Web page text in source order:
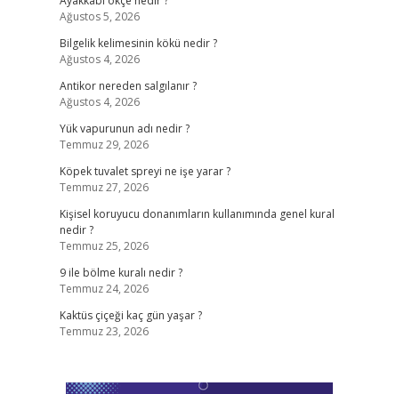
Ağustos 5, 2026
Bilgelik kelimesinin kökü nedir ?
Ağustos 4, 2026
Antikor nereden salgılanır ?
Ağustos 4, 2026
Yük vapurunun adı nedir ?
Temmuz 29, 2026
Köpek tuvalet spreyi ne işe yarar ?
Temmuz 27, 2026
Kişisel koruyucu donanımların kullanımında genel kural
nedir ?
Temmuz 25, 2026
9 ile bölme kuralı nedir ?
Temmuz 24, 2026
Kaktüs çiçeği kaç gün yaşar ?
Temmuz 23, 2026